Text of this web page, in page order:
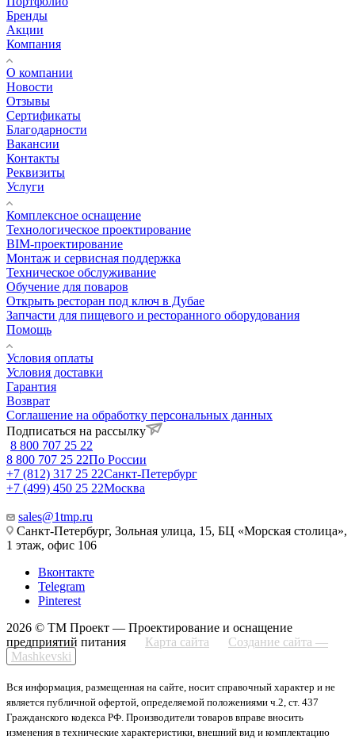
Бренды
Акции
Компания
О компании
Новости
Отзывы
Сертификаты
Благодарности
Вакансии
Контакты
Реквизиты
Услуги
Комплексное оснащение
Технологическое проектирование
BIM-проектирование
Монтаж и сервисная поддержка
Техническое обслуживание
Обучение для поваров
Открыть ресторан под ключ в Дубае
Запчасти для пищевого и ресторанного оборудования
Помощь
Условия оплаты
Условия доставки
Гарантия
Возврат
Соглашение на обработку персональных данных
Подписаться на рассылку
8 800 707 25 22
8 800 707 25 22По России
+7 (812) 317 25 22Санкт-Петербург
+7 (499) 450 25 22Москва
sales@1tmp.ru
Санкт-Петербург, Зольная улица, 15, БЦ «Морская столица»,
1 этаж, офис 106
Вконтакте
Telegram
Pinterest
2026 © ТМ Проект — Проектирование и оснащение
предприятий питания
Карта сайта
Создание сайта —
Mashkevski
Вся информация, размещенная на сайте, носит справочный характер и не
является публичной офертой, определяемой положениями ч.2, ст. 437
Гражданского кодекса РФ. Производители товаров вправе вносить
изменения в технические характеристики, внешний вид и комплектацию